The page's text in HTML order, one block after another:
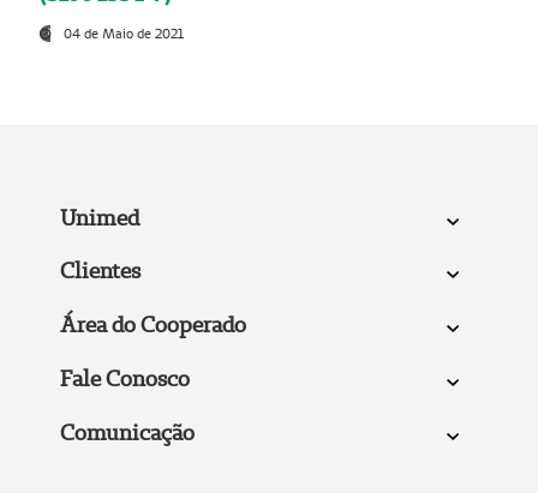
04 de Maio de 2021
Unimed
Clientes
Área do Cooperado
Fale Conosco
Comunicação